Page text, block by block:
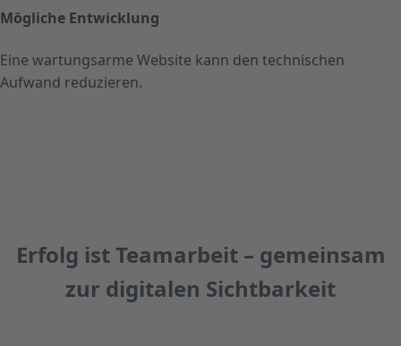
Mögliche Entwicklung
Eine wartungsarme Website kann den technischen
Aufwand reduzieren.
Erfolg ist Teamarbeit – gemeinsam
zur digitalen Sichtbarkeit